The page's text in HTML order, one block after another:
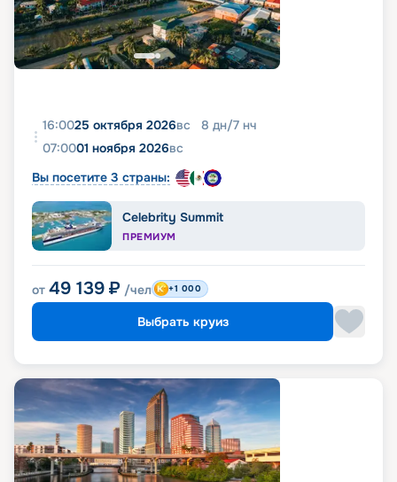
16:0025 октября 2026вс 8 дн/7 нч
07:0001 ноября 2026вс
Вы посетите 3 страны:
Celebrity Summit
ПРЕМИУМ
от 49 139 ₽ /чел +1 000
Выбрать круиз